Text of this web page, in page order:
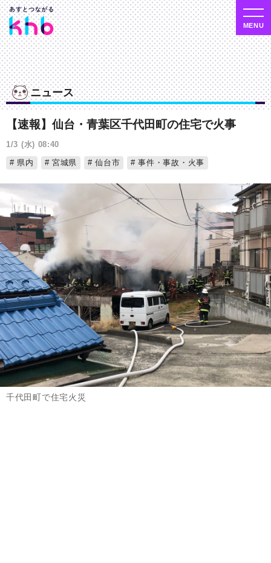
ニュース
【速報】仙台・青葉区千代田町の住宅で火事
1/3 (水) 08:40
県内
宮城県 仙台市 事件・事故・火事
千代田町で住宅火災